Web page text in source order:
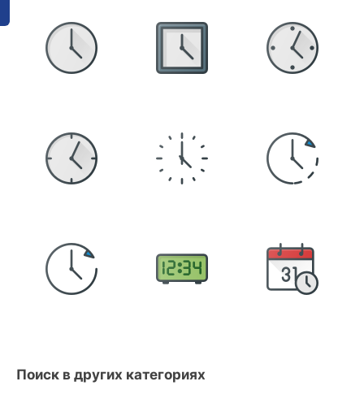
Поиск в других категориях